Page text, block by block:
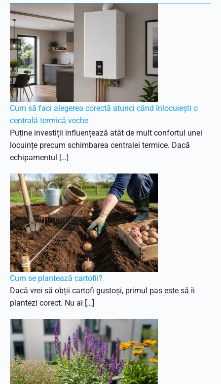
Cum să faci alegerea corectă atunci când înlocuiești o
centrală termică veche
Puține investiții influențează atât de mult confortul unei
locuințe precum schimbarea centralei termice. Dacă
echipamentul […]
Cum se plantează cartofii?
Dacă vrei să obții cartofi gustoși, primul pas este să îi
plantezi corect. Nu ai […]